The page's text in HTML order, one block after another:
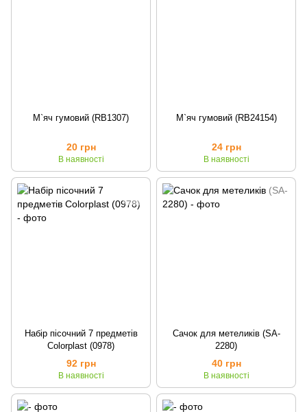
М`яч гумовий (RB1307)
20 грн
В наявності
М`яч гумовий (RB24154)
24 грн
В наявності
Набір пісочний 7 предметів
Colorplast (0978)
92 грн
В наявності
Сачок для метеликів (SA-
2280)
40 грн
В наявності